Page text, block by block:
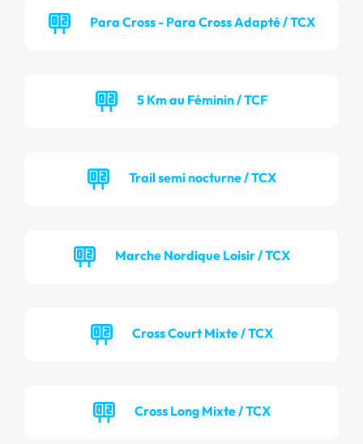
Para Cross - Para Cross Adapté / TCX
5 Km au Féminin / TCF
Trail semi nocturne / TCX
Marche Nordique Loisir / TCX
Cross Court Mixte / TCX
Cross Long Mixte / TCX